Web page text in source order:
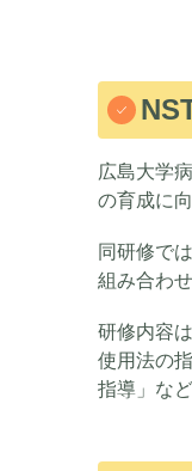
広島大学
の育成に
同研修で
組み合わ
研修内容
使用法の
指導」な